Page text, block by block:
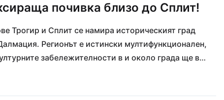
почивка близо до Сплит!
Трогир и Сплит се намира историческият град
Регионът е истински мултифункционален,
забележителности в и около града ще ви
привлекателни камени и пясъчни плажове,
поради плавен вход в морето. Също така,